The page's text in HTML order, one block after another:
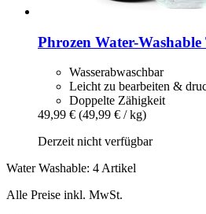
Phrozen Water-​
Wasserabwaschbar
Leicht zu bearbeiten &
Doppelte Zähigkeit
49,99 € (49,99 € / kg)
Derzeit nicht verfügbar
Water Washable: 4 Artikel
Alle Preise inkl. MwSt.